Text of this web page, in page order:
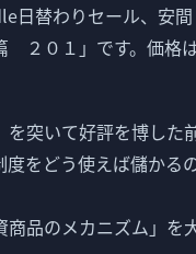
日替わりセール、安
０１」です。価格は
を突いて好評を博し
度をどう使えば儲か
品のメカニズム」を